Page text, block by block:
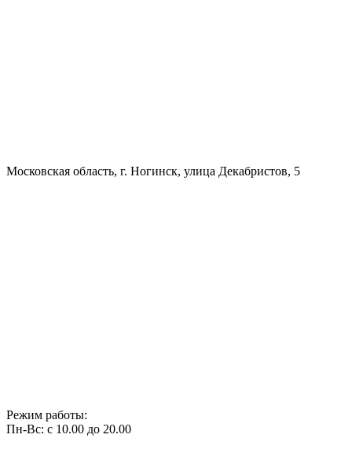
Московская область, г. Ногинск, улица Декабристов, 5
Режим работы:
Пн-Вс: с 10.00 до 20.00